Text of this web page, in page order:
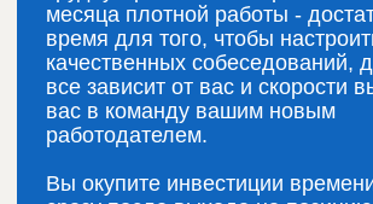
Полезное о
нейросетях в
нашем